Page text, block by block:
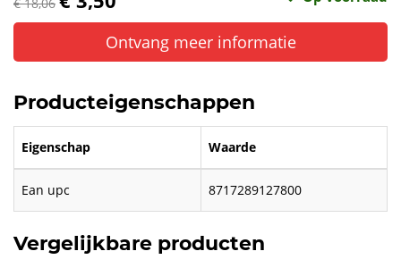
Ontvang meer informatie
Producteigenschappen
Eigenschap Waarde
Ean upc 8717289127800
Vergelijkbare producten